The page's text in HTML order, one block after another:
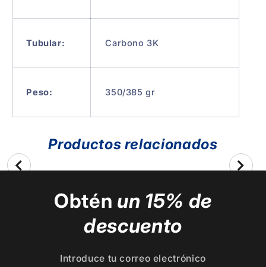
Tubular: Carbono 3K
Peso: 350/385 gr
Productos relacionados
Obtén un 15% de
descuento
Introduce tu correo electrónico